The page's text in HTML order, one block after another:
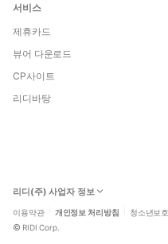
서비스
제휴카드
뷰어 다운로드
CP사이트
리디바탕
리디(주) 사업자 정보
이용약관 개인정보 처리방침 청소년보
© RIDI Corp.